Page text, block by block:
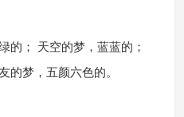
的； 天空的梦，蓝蓝的；
的梦，五颜六色的。